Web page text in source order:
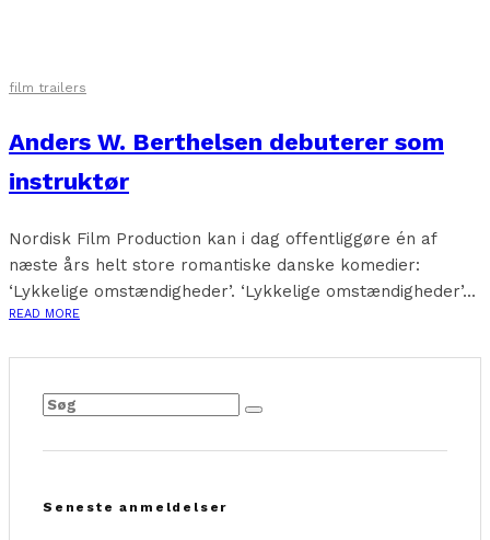
film trailers
Anders W. Berthelsen debuterer som
instruktør
Nordisk Film Production kan i dag offentliggøre én af
næste års helt store romantiske danske komedier:
‘Lykkelige omstændigheder’. ‘Lykkelige omstændigheder’...
READ MORE
Seneste anmeldelser